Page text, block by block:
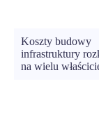
Koszty budowy
infrastruktury
na wielu